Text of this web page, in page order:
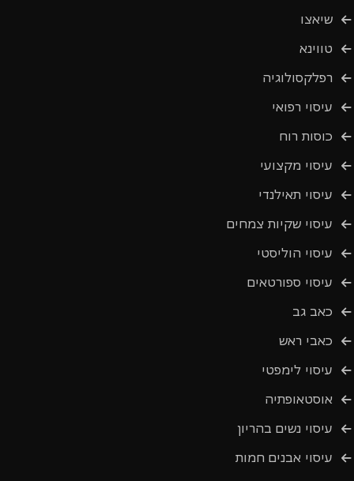
שיאצו
טווינא
רפלקסולוגיה
עיסוי רפואי
כוסות רוח
עיסוי מקצועי
עיסוי תאילנדי
עיסוי שקיות צמחים
עיסוי הוליסטי
עיסוי ספורטאים
כאב גב
כאבי ראש
עיסוי לימפטי
אוסטאופתיה
עיסוי נשים בהריון
עיסוי אבנים חמות